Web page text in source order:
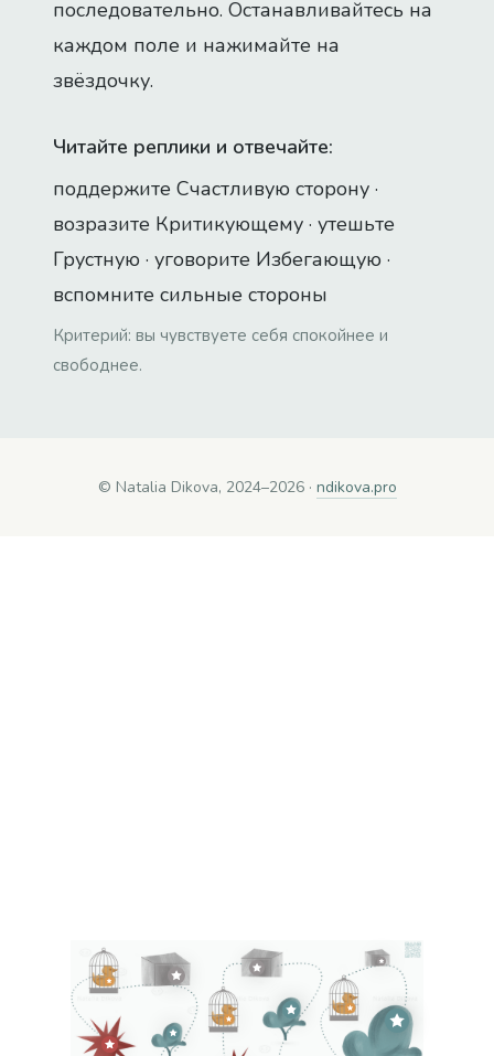
последовательно. Останавливайтесь на
каждом поле и нажимайте на
звёздочку.
Читайте реплики и отвечайте:
поддержите Счастливую сторону ·
возразите Критикующему · утешьте
Грустную · уговорите Избегающую ·
вспомните сильные стороны
Критерий: вы чувствуете себя спокойнее и
свободнее.
© Natalia Dikova, 2024–2026 · ndikova.pro